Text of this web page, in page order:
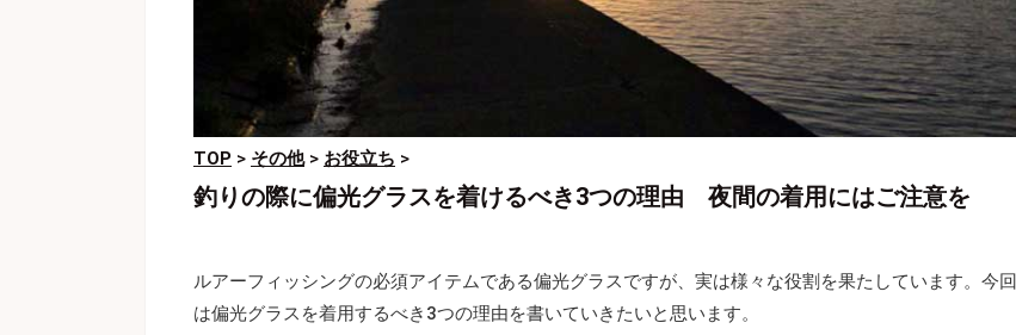
TOP > その他> お役立ち >
釣りの際に偏光グラスを着けるべき3つの理由 夜間の着用にはご注意を
ルアーフィッシングの必須アイテムである偏光グラスですが、実は様々な役割を果たしています。今回
は偏光グラスを着用するべき3つの理由を書いていきたいと思います。